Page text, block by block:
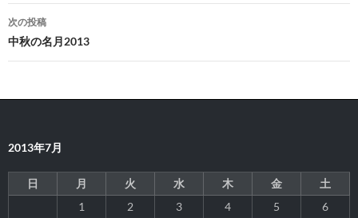
ナ
ビ
ゲ
ー
ョ
次の投稿
中秋の名月2013
2013年7月
日 月 火 水 木 金
土
1
2 3 4 5
6